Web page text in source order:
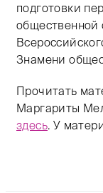
подготовки
общественной
Знамени
Прочитать
Маргариты
здесь . У